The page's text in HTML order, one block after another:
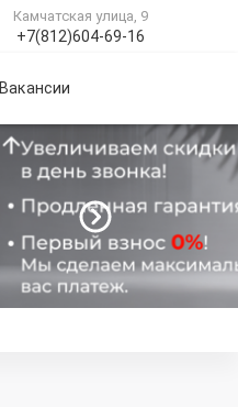
+7(812)604-69-16
Камчатская улица, 9
Вакансии